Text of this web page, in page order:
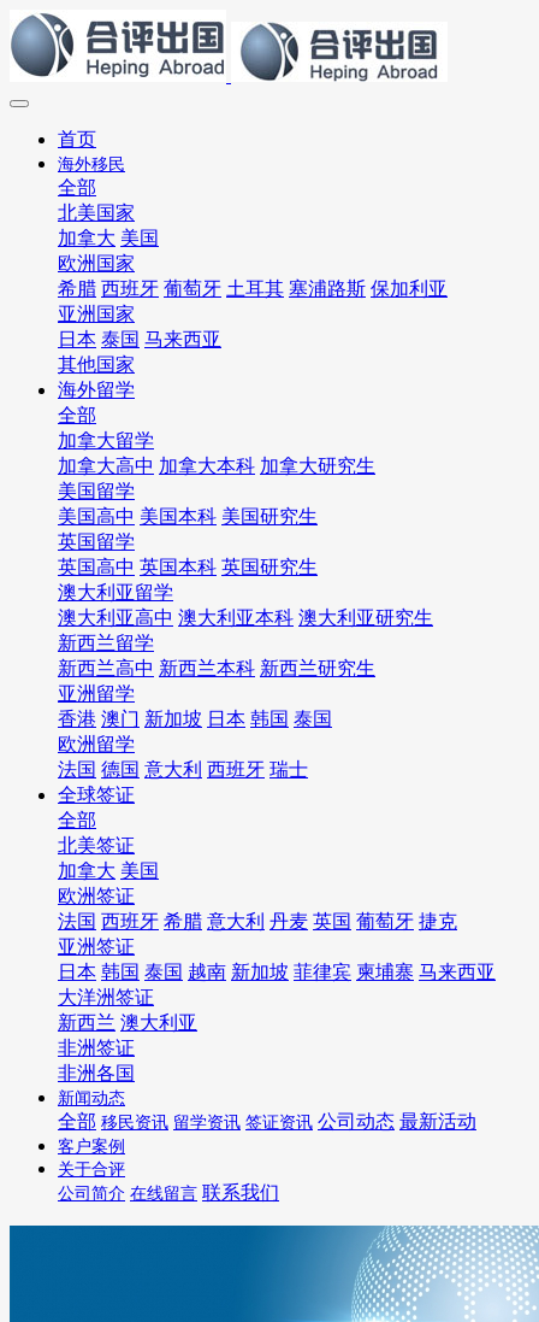
首页
海外移民
全部
北美国家
加拿大 美国
欧洲国家
希腊 西班牙 葡萄牙 土耳其 塞浦路斯 保加利亚
亚洲国家
日本 泰国 马来西亚
其他国家
海外留学
全部
加拿大留学
加拿大高中 加拿大本科 加拿大研究生
美国留学
美国高中 美国本科 美国研究生
英国留学
英国高中 英国本科 英国研究生
澳大利亚留学
澳大利亚高中 澳大利亚本科 澳大利亚研究生
新西兰留学
新西兰高中 新西兰本科 新西兰研究生
亚洲留学
香港 澳门 新加坡 日本 韩国 泰国
欧洲留学
法国 德国 意大利 西班牙 瑞士
全球签证
全部
北美签证
加拿大 美国
欧洲签证
法国 西班牙 希腊 意大利 丹麦 英国 葡萄牙 捷克
亚洲签证
日本 韩国 泰国 越南 新加坡 菲律宾 柬埔寨 马来西亚
大洋洲签证
新西兰 澳大利亚
非洲签证
非洲各国
新闻动态
全部 移民资讯 留学资讯 签证资讯 公司动态 最新活动
客户案例
关于合评
公司简介 在线留言 联系我们